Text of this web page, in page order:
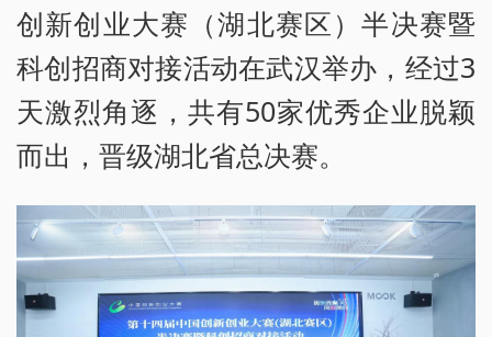
创新创业大赛（湖北赛区）半决赛暨
科创招商对接活动在武汉举办，经过3
天激烈角逐，共有50家优秀企业脱颖
而出，晋级湖北省总决赛。